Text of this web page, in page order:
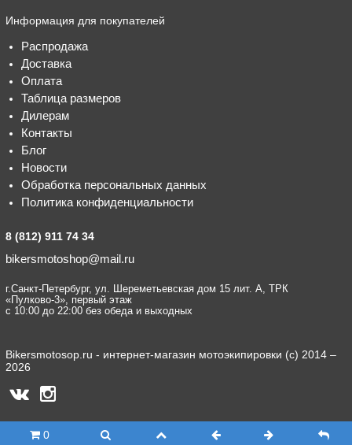
Информация для покупателей
Распродажа
Доставка
Оплата
Таблица размеров
Дилерам
Контакты
Блог
Новости
Обработка персональных данных
Политика конфиденциальности
8 (812) 911 74 34
bikersmotoshop@mail.ru
г.Санкт-Петербург, ул. Шереметьевская дом 15 лит. А, ТРК
«Пулково-3», первый этаж
с 10:00 до 22:00 без обеда и выходных
Bikersmotosop.ru - интернет-магазин мотоэкипировки (c) 2014 –
2026
0